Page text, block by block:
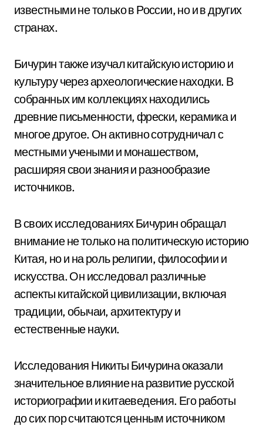
известными не только в России, но и в других
странах.
Бичурин также изучал китайскую историю и
культуру через археологические находки. В
собранных им коллекциях находились
древние письменности, фрески, керамика и
многое другое. Он активно сотрудничал с
местными учеными и монашеством,
расширяя свои знания и разнообразие
источников.
В своих исследованиях Бичурин обращал
внимание не только на политическую историю
Китая, но и на роль религии, философии и
искусства. Он исследовал различные
аспекты китайской цивилизации, включая
традиции, обычаи, архитектуру и
естественные науки.
Исследования Никиты Бичурина оказали
значительное влияние на развитие русской
историографии и китаеведения. Его работы
до сих пор считаются ценным источником